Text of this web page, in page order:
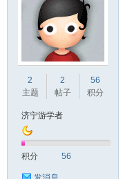
2
主题
2
帖子
56
积分
济宁游学者
积分 56